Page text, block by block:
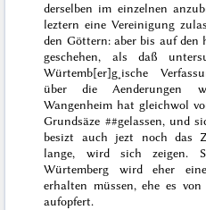
derselben im einzelnen
leztern eine Vereinigung
den Göttern: aber bis auf
geschehen, als daß
Würtemb[er]g˖ische
über die Aenderungen
Wangenheim hat gleichwol
Grundsäze ##gelassen, und
besizt auch jezt noch das
lange, wird sich zeigen.
Würtemberg wird eher
erhalten müssen, ehe es
aufopfert.